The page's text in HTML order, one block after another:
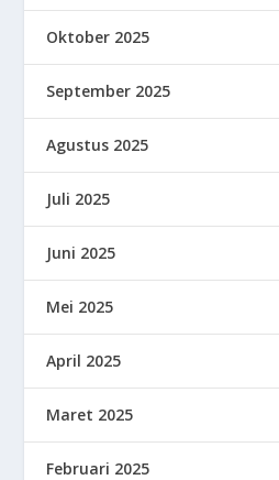
Oktober 2025
September 2025
Agustus 2025
Juli 2025
Juni 2025
Mei 2025
April 2025
Maret 2025
Februari 2025